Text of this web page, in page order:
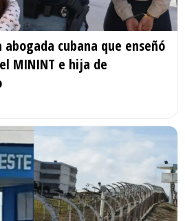
cubana que enseñó
MININT e hija de